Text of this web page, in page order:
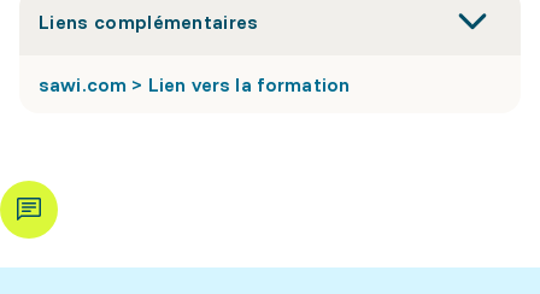
Liens complémentaires
sawi.com > Lien vers la formation